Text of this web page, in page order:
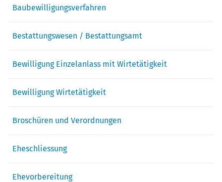
Baubewilligungsverfahren
Bestattungswesen / Bestattungsamt
Bewilligung Einzelanlass mit Wirtetätigkeit
Bewilligung Wirtetätigkeit
Broschüren und Verordnungen
Eheschliessung
Ehevorbereitung